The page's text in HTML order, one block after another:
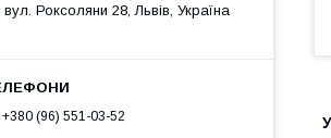
вул. Роксоляни 28, Львів, Україна
+380 (96) 551-03-52